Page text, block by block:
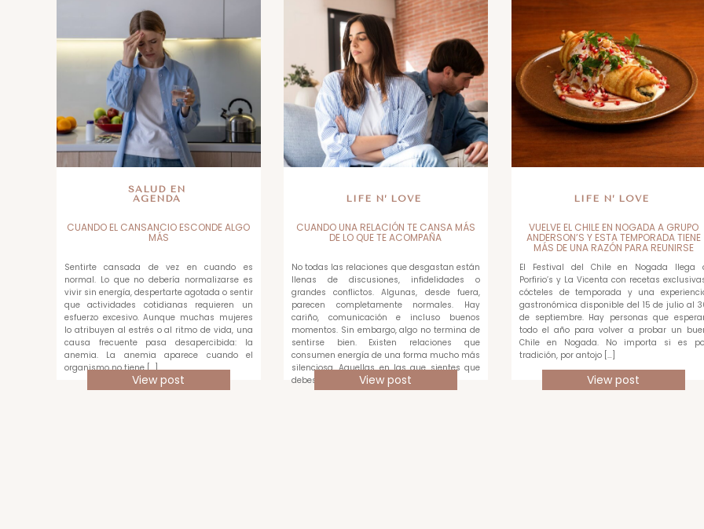
SALUD EN
AGENDA
CUANDO EL CANSANCIO ESCONDE ALGO
MÁS
Sentirte cansada de vez en cuando es
normal. Lo que no debería normalizarse es
vivir sin energía, despertarte agotada o sentir
que actividades cotidianas requieren un
esfuerzo excesivo. Aunque muchas mujeres
lo atribuyen al estrés o al ritmo de vida, una
causa frecuente pasa desapercibida: la
anemia. La anemia aparece cuando el
organismo no tiene […]
View post
LIFE N’ LOVE
CUANDO UNA RELACIÓN TE CANSA MÁS
DE LO QUE TE ACOMPAÑA
No todas las relaciones que desgastan están
llenas de discusiones, infidelidades o
grandes conflictos. Algunas, desde fuera,
parecen completamente normales. Hay
cariño, comunicación e incluso buenos
momentos. Sin embargo, algo no termina de
sentirse bien. Existen relaciones que
consumen energía de una forma mucho más
silenciosa. Aquellas en las que sientes que
debes medir cada […]View post
LIFE N’ LOVE
VUELVE EL CHILE EN NOGADA A GRUPO
ANDERSON’S Y ESTA TEMPORADA TIENE
MÁS DE UNA RAZÓN PARA REUNIRSE
El Festival del Chile en Nogada llega
Porfirio’s y La Vicenta con recetas
cócteles de temporada y una
gastronómica disponible del 15 de julio al
de septiembre. Hay personas que
todo el año para volver a probar un
Chile en Nogada. No importa si es
tradición, por antojo […]
View post